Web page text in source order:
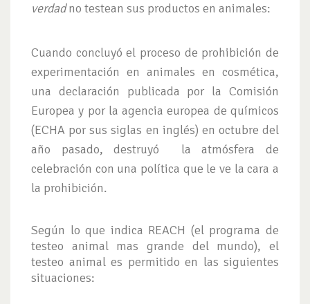
verdadno testean sus productos en animales:
Cuando concluyó el proceso de prohibición de
experimentación en animales en cosmética,
una declaración publicada por la Comisión
Europea y por la agencia europea de químicos
(ECHA por sus siglas en inglés) en octubre del
año pasado, destruyó la atmósfera de
celebración con una política que le ve la cara a
la prohibición.
Según lo que indica REACH (el programa de
testeo animal mas grande del mundo), el
testeo animal es permitido en las siguientes
situaciones: